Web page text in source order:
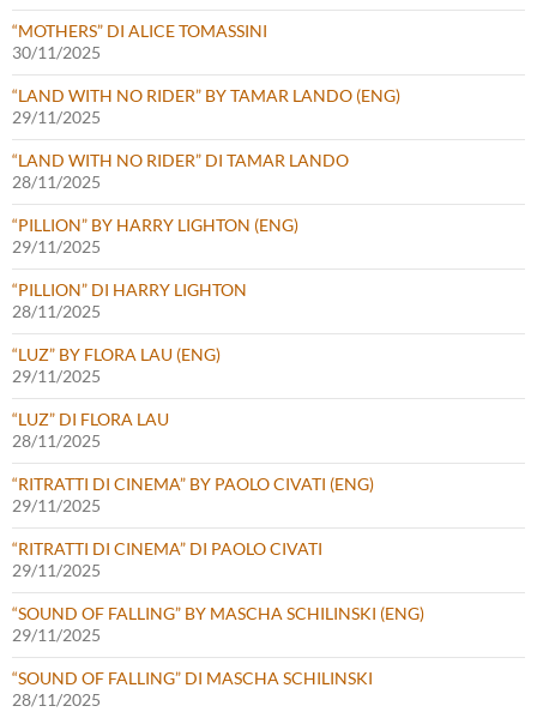
“MOTHERS” DI ALICE TOMASSINI
30/11/2025
“LAND WITH NO RIDER” BY TAMAR LANDO (ENG)
29/11/2025
“LAND WITH NO RIDER” DI TAMAR LANDO
28/11/2025
“PILLION” BY HARRY LIGHTON (ENG)
29/11/2025
“PILLION” DI HARRY LIGHTON
28/11/2025
“LUZ” BY FLORA LAU (ENG)
29/11/2025
“LUZ” DI FLORA LAU
28/11/2025
“RITRATTI DI CINEMA” BY PAOLO CIVATI (ENG)
29/11/2025
“RITRATTI DI CINEMA” DI PAOLO CIVATI
29/11/2025
“SOUND OF FALLING” BY MASCHA SCHILINSKI (ENG)
29/11/2025
“SOUND OF FALLING” DI MASCHA SCHILINSKI
28/11/2025